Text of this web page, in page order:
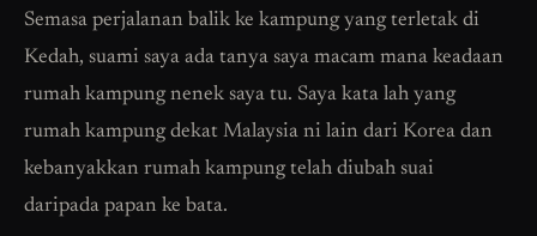
Semasa perjalanan balik ke kampung yang terletak di
Kedah, suami saya ada tanya saya macam mana keadaan
rumah kampung nenek saya tu. Saya kata lah yang
rumah kampung dekat Malaysia ni lain dari Korea dan
kebanyakkan rumah kampung telah diubah suai
daripada papan ke bata.